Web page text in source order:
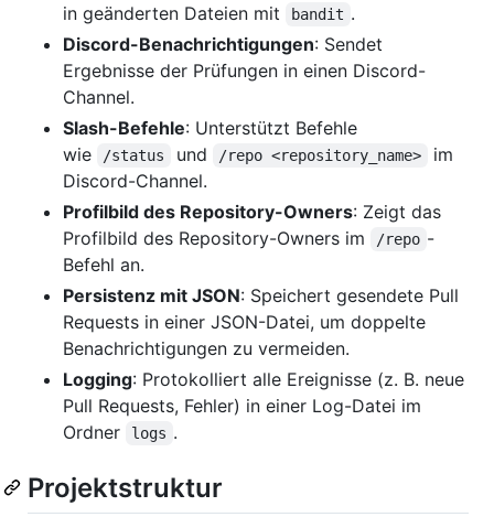
in geänderten Dateien mit
bandit .
Discord-Benachrichtigungen: Sendet
Ergebnisse der Prüfungen in einen Discord-
Channel.
Slash-Befehle: Unterstützt Befehle
wie
/status und /repo <repository_name>
im
Discord-Channel.
Profilbild des Repository-Owners: Zeigt das
Profilbild des Repository-Owners im
/repo -
Befehl an.
Persistenz mit JSON: Speichert gesendete Pull
Requests in einer JSON-Datei, um doppelte
Benachrichtigungen zu vermeiden.
Logging: Protokolliert alle Ereignisse (z. B. neue
Pull Requests, Fehler) in einer Log-Datei im
Ordner
logs .
Projektstruktur